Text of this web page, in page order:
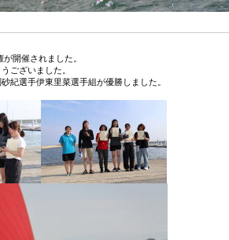
開催されました。
ございました。
紀選手伊東里菜選手組が優勝しました。